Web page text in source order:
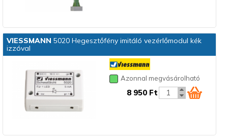
VIESSMANN 5020 Hegesztőfény imitáló vezérlőmodul kék
izzóval
Azonnal megvásárolható
8 950 Ft